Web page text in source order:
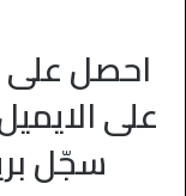
احصل على
على
سجّل